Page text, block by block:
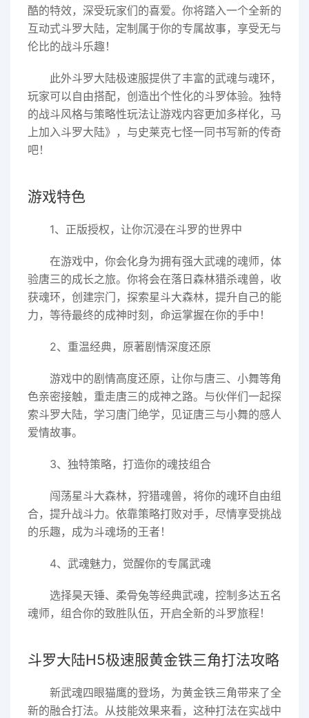
酷的特效，深受玩家们的喜爱。你将踏入一个全新的
互动式斗罗大陆，定制属于你的专属故事，享受无与
伦比的战斗乐趣！
此外斗罗大陆极速服提供了丰富的武魂与魂环，
玩家可以自由搭配，创造出个性化的斗罗体验。独特
的战斗风格与策略性玩法让游戏内容更加多样化，马
上加入斗罗大陆》，与史莱克七怪一同书写新的传奇
吧！
游戏特色
1、正版授权，让你沉浸在斗罗的世界中
在游戏中，你会化身为拥有强大武魂的魂师，体
验唐三的成长之旅。你将会在落日森林猎杀魂兽，收
获魂环，创建宗门，探索星斗大森林，提升自己的能
力，等待最终的成神时刻，命运掌握在你的手中！
2、重温经典，原著剧情深度还原
游戏中的剧情高度还原，让你与唐三、小舞等角
色亲密接触，重走唐三的成神之路。与伙伴们一起探
索斗罗大陆，学习唐门绝学，见证唐三与小舞的感人
爱情故事。
3、独特策略，打造你的魂技组合
闯荡星斗大森林，狩猎魂兽，将你的魂环自由组
合，提升战斗力。依靠策略打败对手，尽情享受挑战
的乐趣，成为斗魂场的王者！
4、武魂魅力，觉醒你的专属武魂
选择昊天锤、柔骨兔等经典武魂，控制多达五名
魂师，组合你的致胜队伍，开启全新的斗罗旅程！
斗罗大陆H5极速服黄金铁三角打法攻略
新武魂四眼猫鹰的登场，为黄金铁三角带来了全
新的融合打法。从技能效果来看，这种打法在实战中